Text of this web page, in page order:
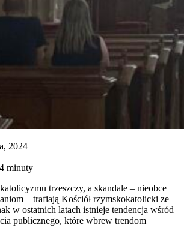
2024
minuty
trzeszczy, a skandale – nieobce
– trafiają Kościół rzymskokatolicki ze
w ostatnich latach istnieje tendencja wśród
publicznego, które wbrew trendom